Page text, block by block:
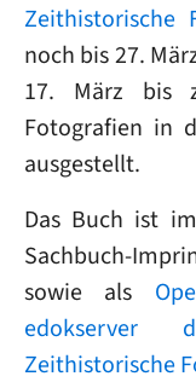
Zeithistorische
noch bis 27.
17. März bis
Fotografien in
ausgestellt.
Das Buch ist im
Sachbuch-
sowie als
edokserver
Zeithistorische